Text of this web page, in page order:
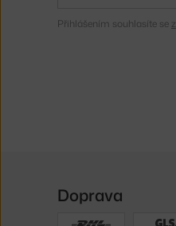
Přihlášením souhlasíte se
Doprava